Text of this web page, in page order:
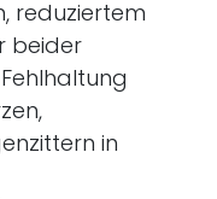
reduziertem
beider
in